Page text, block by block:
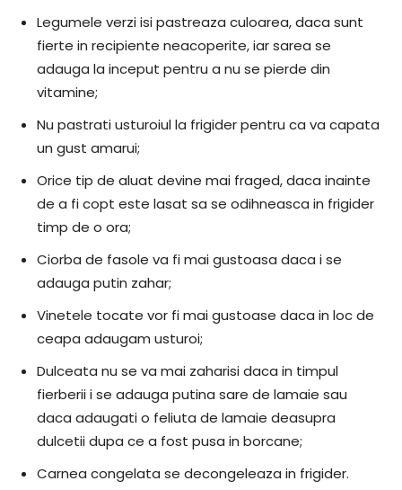
Legumele verzi isi pastreaza culoarea, daca sunt
fierte in recipiente neacoperite, iar sarea se
adauga la inceput pentru a nu se pierde din
vitamine;
Nu pastrati usturoiul la frigider pentru ca va capata
un gust amarui;
Orice tip de aluat devine mai fraged, daca inainte
de a fi copt este lasat sa se odihneasca in frigider
timp de o ora;
Ciorba de fasole va fi mai gustoasa daca i se
adauga putin zahar;
Vinetele tocate vor fi mai gustoase daca in loc de
ceapa adaugam usturoi;
Dulceata nu se va mai zaharisi daca in timpul
fierberii i se adauga putina sare de lamaie sau
daca adaugati o feliuta de lamaie deasupra
dulcetii dupa ce a fost pusa in borcane;
Carnea congelata se decongeleaza in frigider.